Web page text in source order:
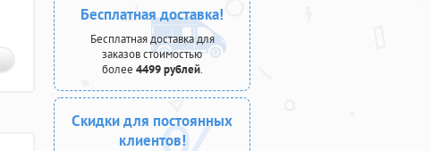
Бесплатная доставка!
Бесплатная доставка для
заказов стоимостью
более 4499 рублей.
Скидки для постоянных
клиентов!